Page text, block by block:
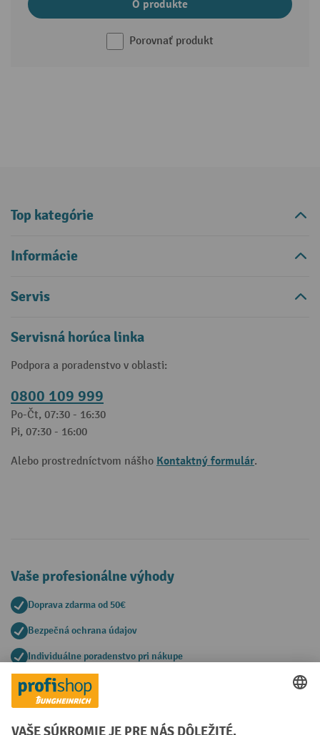
O produkte
Porovnať produkt
Top kategórie
Informácie
Servis
Servisná horúca linka
Podpora a poradenstvo v oblasti:
0800 109 999
Po-Čt, 07:30 - 16:30
Pi, 07:30 - 16:00
Alebo prostredníctvom nášho Kontaktný formulár.
Vaše profesionálne výhody
Doprava zdarma od 50€
Bezpečná ochrana údajov
Individuálne poradenstvo pri nákupe
Spôsoby platby